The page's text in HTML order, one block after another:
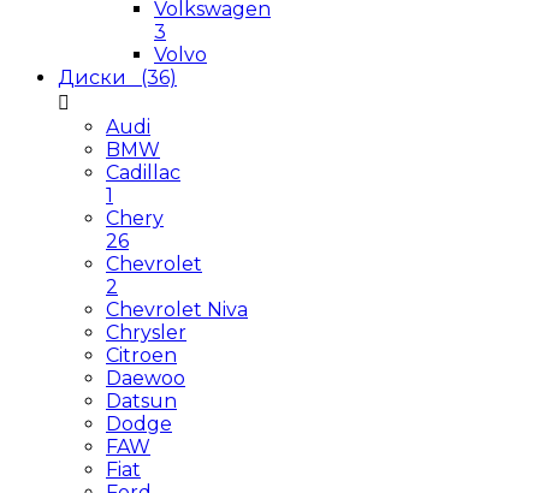
Volkswagen
3
Volvo
Диски (36)
Audi
BMW
Cadillac
1
Chery
26
Chevrolet
2
Chevrolet Niva
Chrysler
Citroen
Daewoo
Datsun
Dodge
FAW
Fiat